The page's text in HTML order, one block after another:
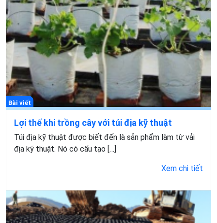
Bài viết
Lợi thế khi trồng cây với túi địa kỹ thuật
Túi địa kỹ thuật được biết đến là sản phẩm làm từ vải
địa kỹ thuật. Nó có cấu tạo […]
Xem chi tiết